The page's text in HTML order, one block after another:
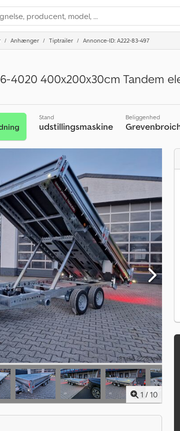
Anhænger Tiptrailer Annonce-ID: A222-83-497
4020 400x200x30cm Tandem
Stand
udstillingsmaskine
Beliggenhed
1 / 10